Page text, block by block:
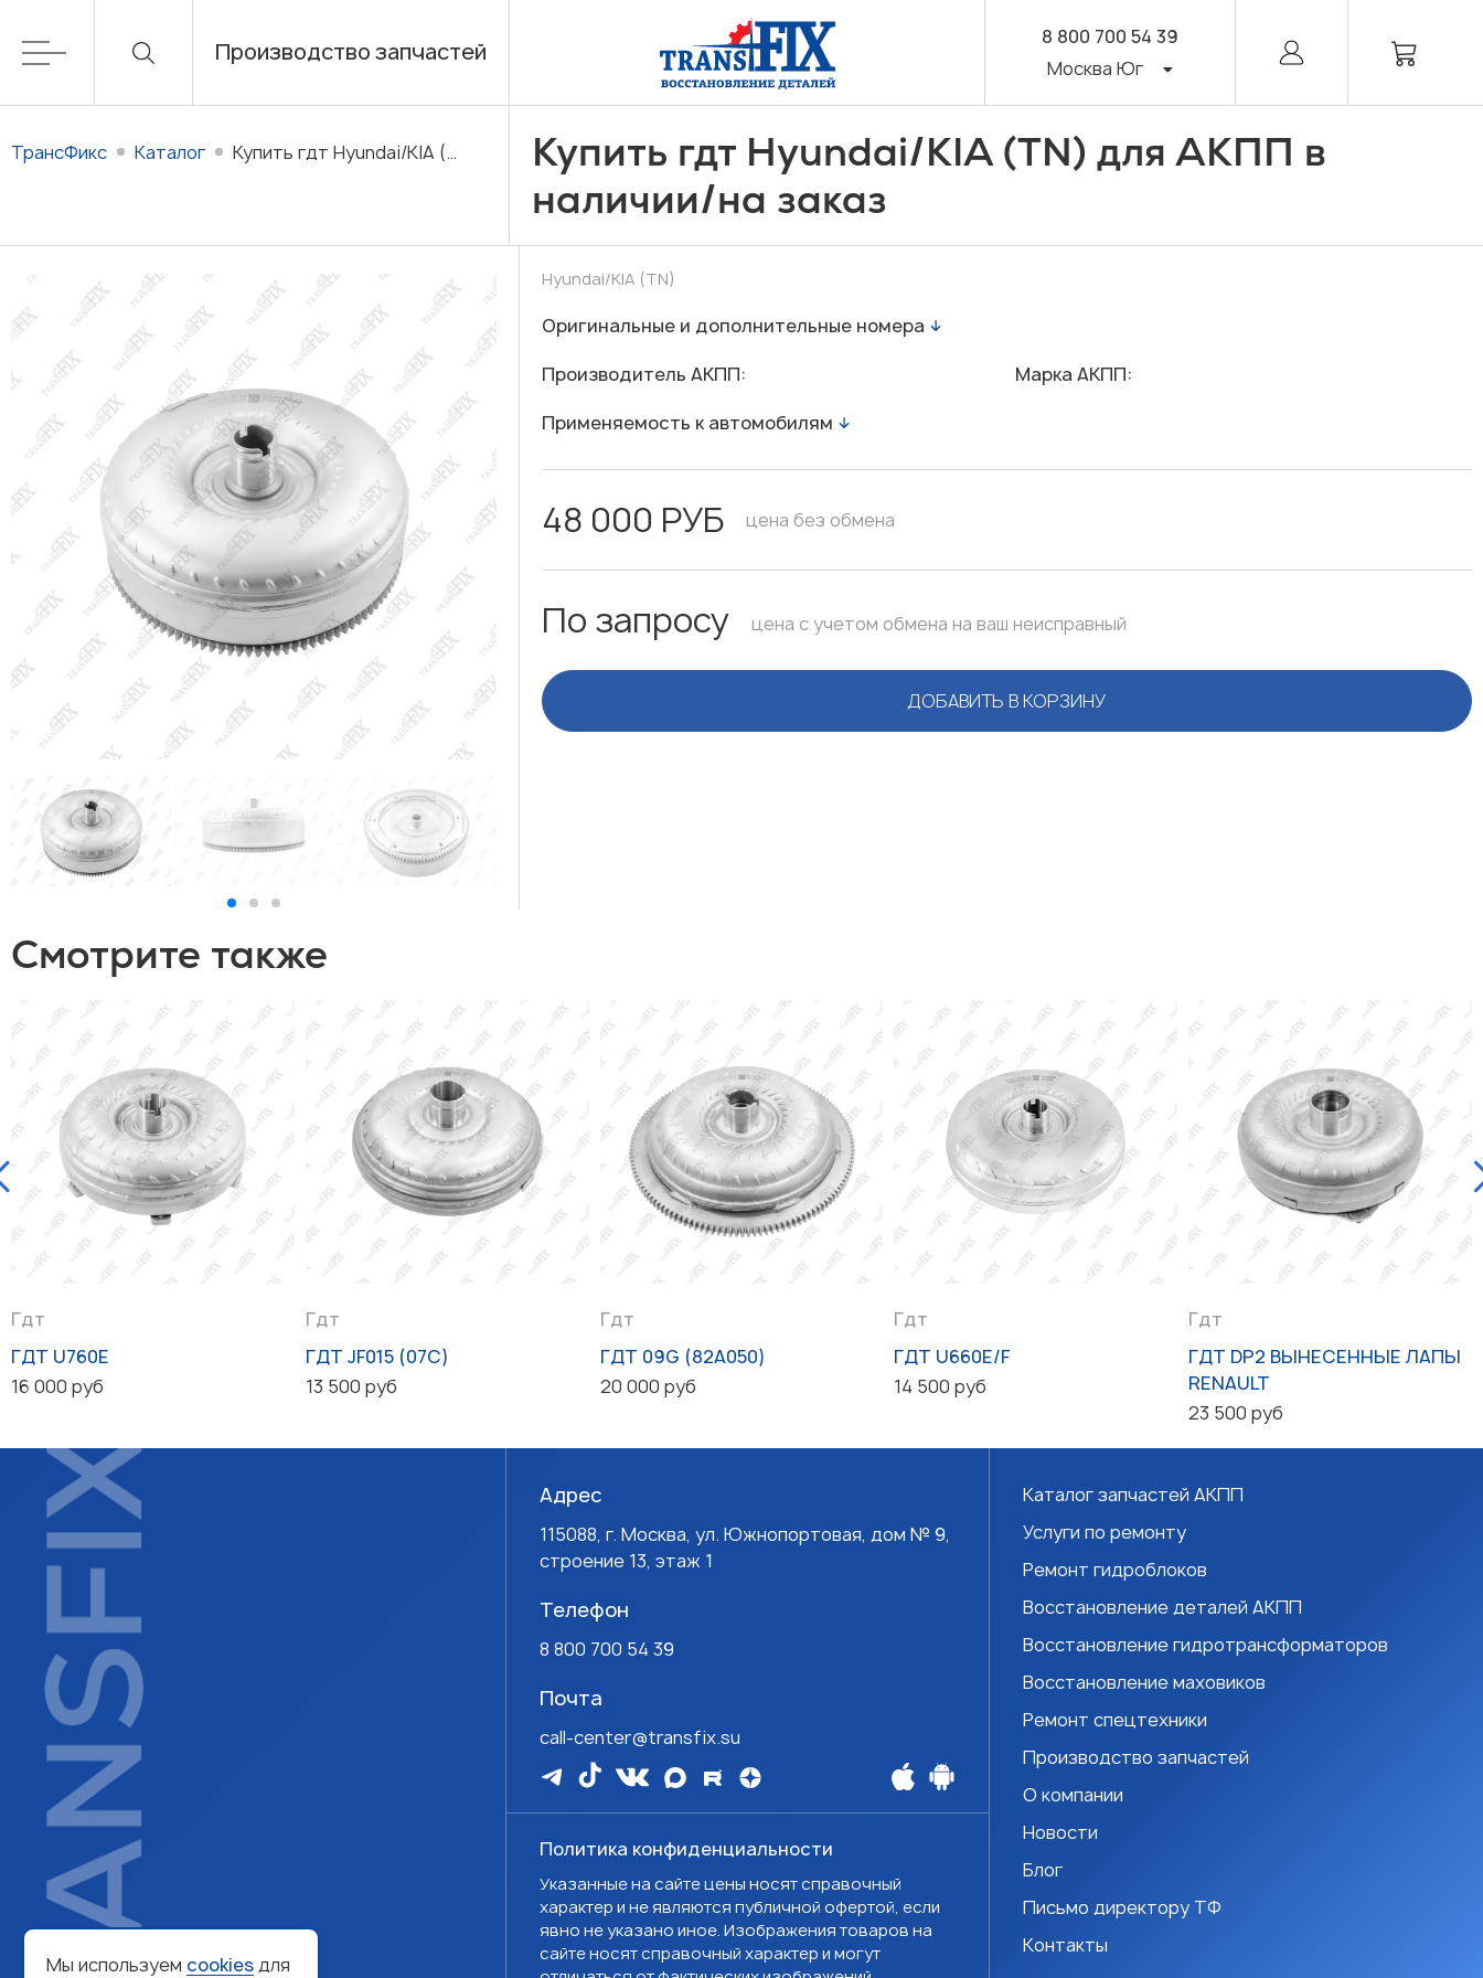
Производство запчастей
8 800 700 54 39
Москва Юг
ТрансФикс Каталог Купить гдт Hyundai/KIA (TN) для АКПП в наличии/на заказ Купить гдт Hyundai/KIA (TN) для АКПП в
наличии/на заказ
Hyundai/KIA (TN)
Оригинальные и дополнительные номера
Производитель АКПП:
Марка АКПП:
Применяемость к автомобилям
48 000 РУБ цена без обмена
По запросу цена с учетом обмена на ваш неисправный
ДОБАВИТЬ В КОРЗИНУ
Смотрите также
Гдт
ГДТ U760E
16 000 руб
Гдт
ГДТ JF015 (07C)
13 500 руб
Гдт
ГДТ 09G (82A050)
20 000 руб
Гдт
ГДТ U660E/F
14 500 руб
Гдт
ГДТ DP2 ВЫНЕСЕННЫЕ ЛАПЫ
RENAULT
23 500 руб
Адрес
115088, г. Москва, ул. Южнопортовая, дом № 9,
строение 13, этаж 1
Телефон
8 800 700 54 39
Почта
call-center@transfix.su
Политика конфиденциальности
Указанные на сайте цены носят справочный
характер и не являются публичной офертой, если
явно не указано иное. Изображения товаров на
сайте носят справочный характер и могут
Каталог запчастей АКПП
Услуги по ремонту
Ремонт гидроблоков
Восстановление деталей АКПП
Восстановление гидротрансформаторов
Восстановление маховиков
Ремонт спецтехники
Производство запчастей
О компании
Новости
Блог
Письмо директору ТФ
Контакты
Мы используем cookiesдля